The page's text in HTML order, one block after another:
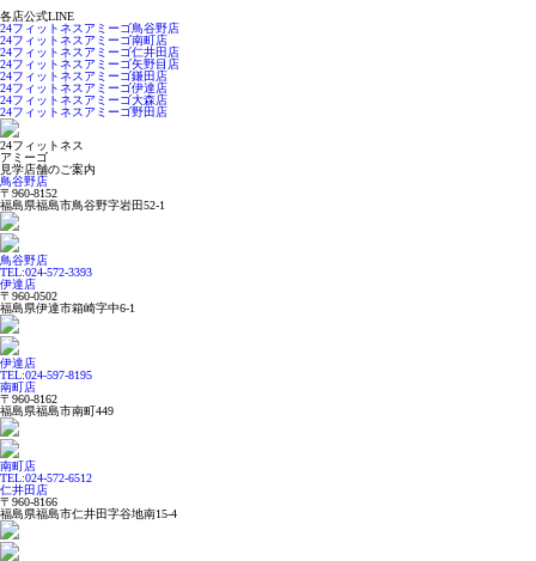
各店公式LINE
24フィットネスアミーゴ鳥谷野店
24フィットネスアミーゴ南町店
24フィットネスアミーゴ仁井田店
24フィットネスアミーゴ矢野目店
24フィットネスアミーゴ鎌田店
24フィットネスアミーゴ伊達店
24フィットネスアミーゴ大森店
24フィットネスアミーゴ野田店
24フィットネス
アミーゴ
見学店舗のご案内
鳥谷野店
〒960-8152
福島県福島市鳥谷野字岩田52-1
鳥谷野店
TEL:024-572-3393
伊達店
〒960-0502
福島県伊達市箱崎字中6-1
伊達店
TEL:024-597-8195
南町店
〒960-8162
福島県福島市南町449
南町店
TEL:024-572-6512
仁井田店
〒960-8166
福島県福島市仁井田字谷地南15-4